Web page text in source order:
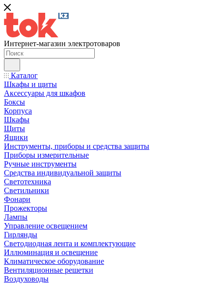
Интернет-магазин электротоваров
Каталог
Шкафы и щиты
Аксессуары для шкафов
Боксы
Корпуса
Шкафы
Щиты
Ящики
Инструменты, приборы и средства защиты
Приборы измерительные
Ручные инструменты
Средства индивидуальной защиты
Светотехника
Светильники
Фонари
Прожекторы
Лампы
Управление освещением
Гирлянды
Светодиодная лента и комплектующие
Иллюминация и освещение
Климатическое оборудование
Вентиляционные решетки
Воздуховоды